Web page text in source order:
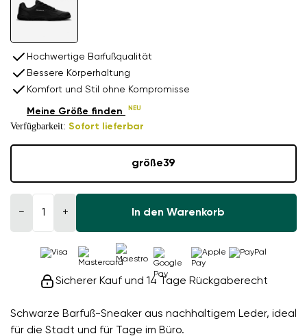
Schwarze Barfuß-Sneaker aus nachhaltigem Leder, ideal
für die Stadt und für Tage im Büro.
Hochwertige Barfußqualität
Bessere Körperhaltung
Komfort und Stil ohne Kompromisse
Verfügbarkeit: Sofort lieferbar
Meine Größe finden NEU
größe39
− + In den Warenkorb
Sicherer Kauf und 14 Tage Rückgaberecht